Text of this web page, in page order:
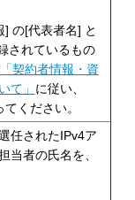
の[代表者名] と
されているもの
「契約者情報・資
て」 に従い、
ください。
任されたIPv4ア
当者の氏名を、